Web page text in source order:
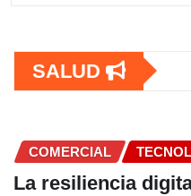
SALUD
COMERCIAL
La resiliencia